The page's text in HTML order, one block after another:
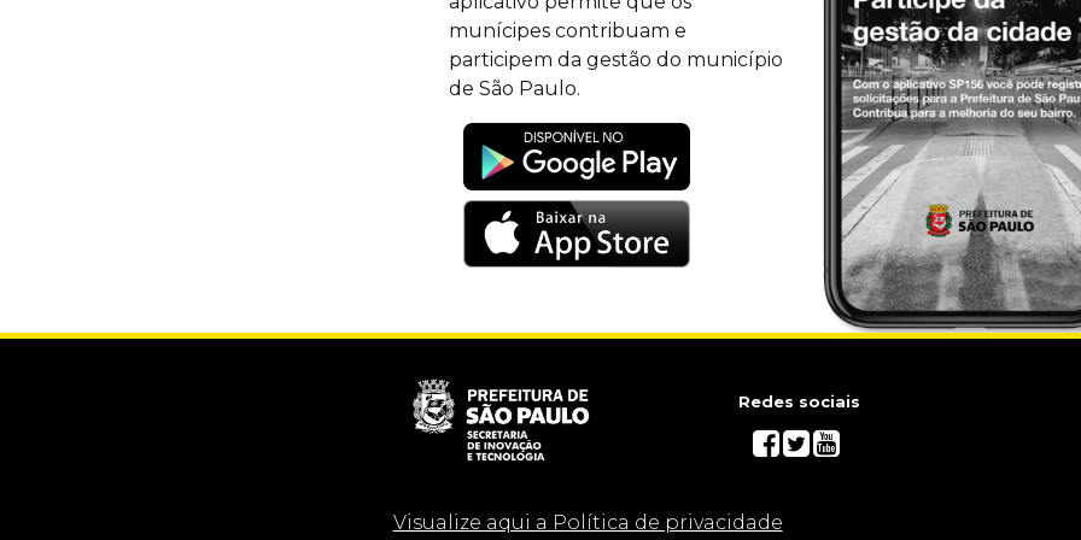
munícipes contribuam e
participem da gestão do município
de São Paulo.
Redes sociais
Visualize aqui a Política de privacidade